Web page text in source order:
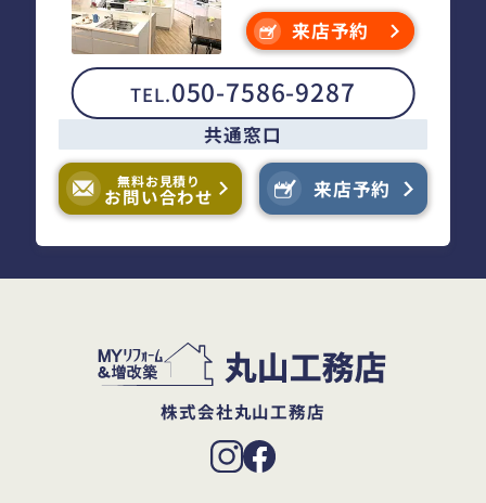
来店予約
TEL.050-7586-9287
共通窓口
来店予約
無料お見積り
お問い合わせ
株式会社丸山工務店